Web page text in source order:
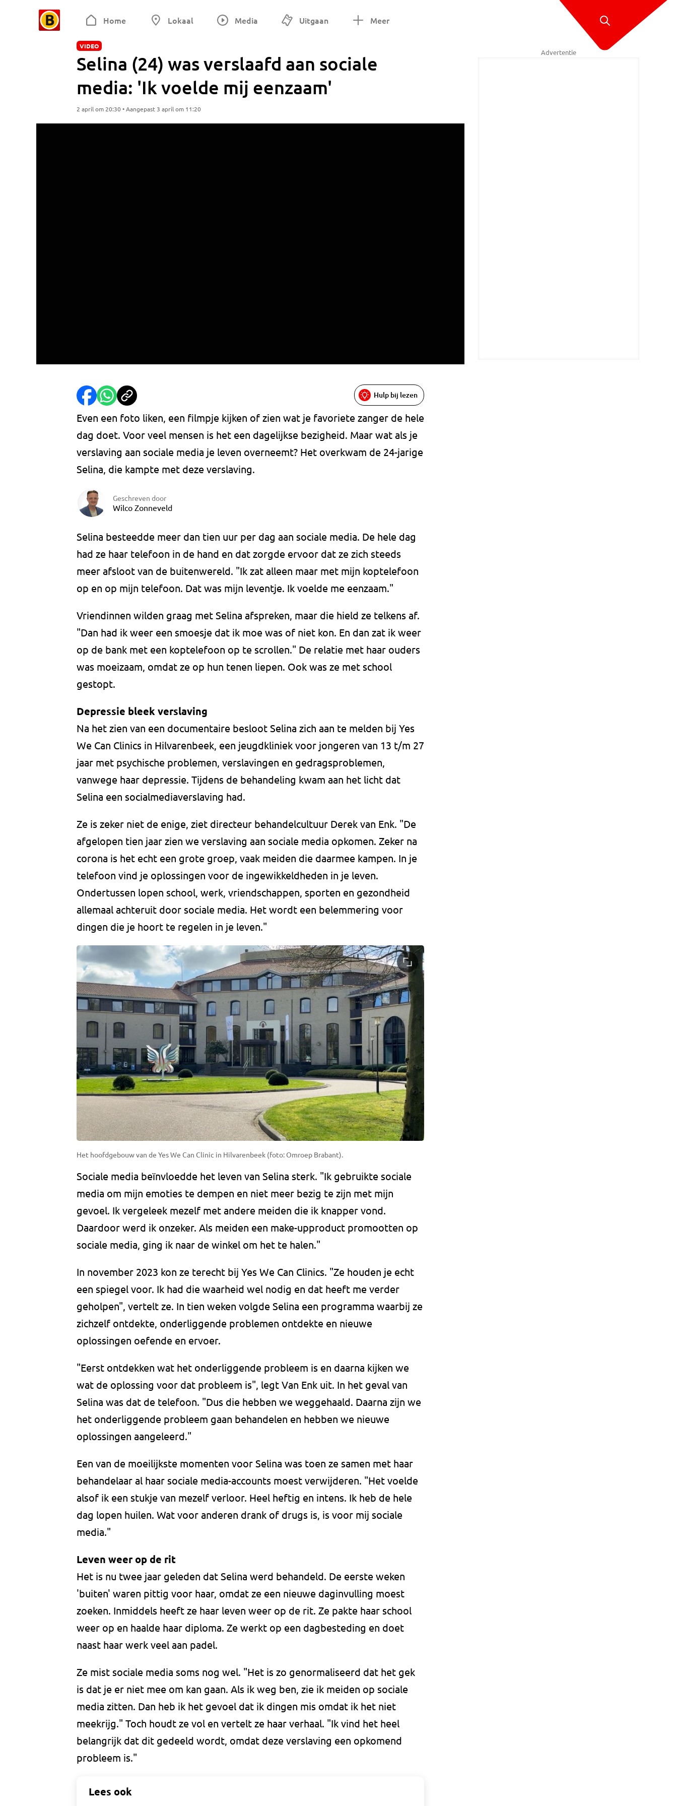
Home Lokaal Media Uitgaan Meer
VIDEO
Selina (24) was verslaafd aan sociale
media: 'Ik voelde mij eenzaam'
2 april om 20:30 • Aangepast 3 april om 11:20
Hulp bij lezen
Even een foto liken, een filmpje kijken of zien wat je favoriete zanger de hele
dag doet. Voor veel mensen is het een dagelijkse bezigheid. Maar wat als je
verslaving aan sociale media je leven overneemt? Het overkwam de 24-jarige
Selina, die kampte met deze verslaving.
Geschreven door
Wilco Zonneveld
Selina besteedde meer dan tien uur per dag aan sociale media. De hele dag
had ze haar telefoon in de hand en dat zorgde ervoor dat ze zich steeds
meer afsloot van de buitenwereld. "Ik zat alleen maar met mijn koptelefoon
op en op mijn telefoon. Dat was mijn leventje. Ik voelde me eenzaam."
Vriendinnen wilden graag met Selina afspreken, maar die hield ze telkens af.
"Dan had ik weer een smoesje dat ik moe was of niet kon. En dan zat ik weer
op de bank met een koptelefoon op te scrollen." De relatie met haar ouders
was moeizaam, omdat ze op hun tenen liepen. Ook was ze met school
gestopt.
Depressie bleek verslaving
Na het zien van een documentaire besloot Selina zich aan te melden bij Yes
We Can Clinics in Hilvarenbeek, een jeugdkliniek voor jongeren van 13 t/m 27
jaar met psychische problemen, verslavingen en gedragsproblemen,
vanwege haar depressie. Tijdens de behandeling kwam aan het licht dat
Selina een socialmediaverslaving had.
Ze is zeker niet de enige, ziet directeur behandelcultuur Derek van Enk. "De
afgelopen tien jaar zien we verslaving aan sociale media opkomen. Zeker na
corona is het echt een grote groep, vaak meiden die daarmee kampen. In je
telefoon vind je oplossingen voor de ingewikkeldheden in je leven.
Ondertussen lopen school, werk, vriendschappen, sporten en gezondheid
allemaal achteruit door sociale media. Het wordt een belemmering voor
dingen die je hoort te regelen in je leven."
Het hoofdgebouw van de Yes We Can Clinic in Hilvarenbeek (foto: Omroep Brabant).
Sociale media beïnvloedde het leven van Selina sterk. "Ik gebruikte sociale
media om mijn emoties te dempen en niet meer bezig te zijn met mijn
gevoel. Ik vergeleek mezelf met andere meiden die ik knapper vond.
Daardoor werd ik onzeker. Als meiden een make-upproduct promootten op
sociale media, ging ik naar de winkel om het te halen."
In november 2023 kon ze terecht bij Yes We Can Clinics. "Ze houden je echt
een spiegel voor. Ik had die waarheid wel nodig en dat heeft me verder
geholpen", vertelt ze. In tien weken volgde Selina een programma waarbij ze
zichzelf ontdekte, onderliggende problemen ontdekte en nieuwe
oplossingen oefende en ervoer.
"Eerst ontdekken wat het onderliggende probleem is en daarna kijken we
wat de oplossing voor dat probleem is", legt Van Enk uit. In het geval van
Selina was dat de telefoon. "Dus die hebben we weggehaald. Daarna zijn we
het onderliggende probleem gaan behandelen en hebben we nieuwe
oplossingen aangeleerd."
Een van de moeilijkste momenten voor Selina was toen ze samen met haar
behandelaar al haar sociale media-accounts moest verwijderen. "Het voelde
alsof ik een stukje van mezelf verloor. Heel heftig en intens. Ik heb de hele
dag lopen huilen. Wat voor anderen drank of drugs is, is voor mij sociale
media."
Leven weer op de rit
Het is nu twee jaar geleden dat Selina werd behandeld. De eerste weken
'buiten' waren pittig voor haar, omdat ze een nieuwe daginvulling moest
zoeken. Inmiddels heeft ze haar leven weer op de rit. Ze pakte haar school
weer op en haalde haar diploma. Ze werkt op een dagbesteding en doet
naast haar werk veel aan padel.
Ze mist sociale media soms nog wel. "Het is zo genormaliseerd dat het gek
is dat je er niet mee om kan gaan. Als ik weg ben, zie ik meiden op sociale
media zitten. Dan heb ik het gevoel dat ik dingen mis omdat ik het niet
meekrijg." Toch houdt ze vol en vertelt ze haar verhaal. "Ik vind het heel
belangrijk dat dit gedeeld wordt, omdat deze verslaving een opkomend
probleem is."
Lees ook
Advertentie